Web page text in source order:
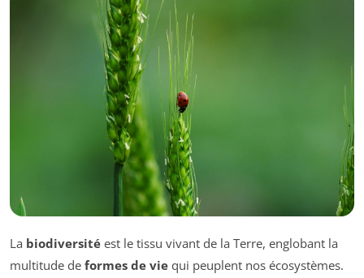
La biodiversité est le tissu vivant de la Terre, englobant la
multitude de formes de vie qui peuplent nos écosystèmes.